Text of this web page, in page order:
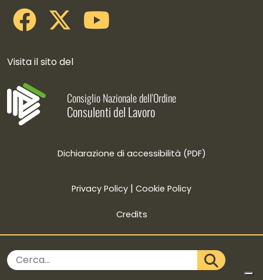
Visita il sito del
Consiglio Nazionale dell'Ordine
Consulenti del Lavoro
Dichiarazione di accessibilità (PDF)
Privacy Policy | Cookie Policy
Credits
Cerca nel sito
CERCA